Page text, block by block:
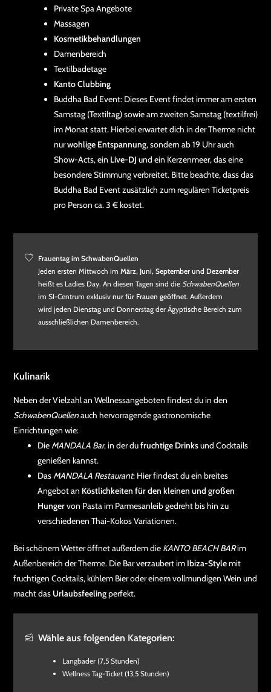
Private Spa Angebote
Massagen
Kosmetikbehandlungen
Damenbereich
Textilbadetage
Kanto Clubbing
Buddha Bad Event: Dieses Event findet immer am ersten
Samstag (Textiltag) sowie am zweiten Samstag (textilfrei)
im Monat statt. Hierbei erwartet dich in der Therme nicht
nurwohlige Entspannung, sondern ab 19 Uhr auch
Show-Acts, ein Live-DJ und ein Kerzenmeer, das eine
besondere Stimmung verbreitet. Bitte beachte, dass das
Buddha Bad Event zusätzlich zum regulären Ticketpreis
pro Person ca. 3 € kostet.
Frauentag im SchwabenQuellen
Jeden ersten Mittwoch im März, Juni, September und Dezember
heißt es Ladies Day. An diesen Tagen sind die SchwabenQuellen
im SI-Centrum exklusiv nur für Frauen geöffnet. Außerdem
wird jeden Dienstag und Donnerstag der Ägyptische Bereich zum
ausschließlichen Damenbereich.
Kulinarik
Neben der Vielzahl an Wellnessangeboten findest du in den
SchwabenQuellenauch hervorragende gastronomische
Einrichtungen wie:
DieMANDALA Bar, in der dufruchtige Drinksund Cocktails
genießen kannst.
DasMANDALA Restaurant: Hier findest du ein breites
Angebot an Köstlichkeiten für den kleinen und großen
Hungervon Pasta im Parmesanleib gedreht bis hin zu
verschiedenen Thai-Kokos Variationen.
Bei schönem Wetter öffnet außerdem die KANTO BEACH BARim
Außenbereich der Therme. Die Bar verzaubert im Ibiza-Stylemit
fruchtigen Cocktails, kühlem Bier oder einem vollmundigen Wein und
macht das Urlaubsfeelingperfekt.
Wähle aus folgenden Kategorien:
Langbader (7,5 Stunden)
Wellness Tag-Ticket (13,5 Stunden)